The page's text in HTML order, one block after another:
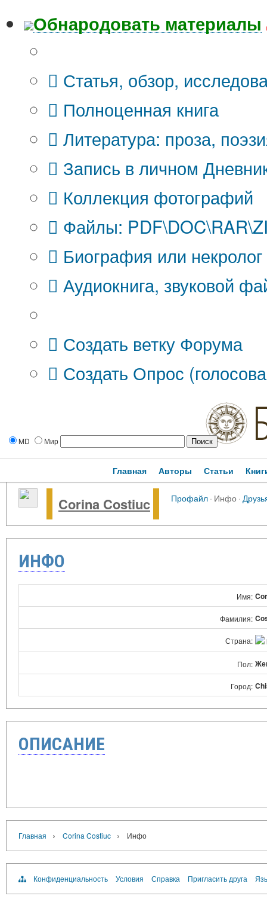
Обнародовать материалы
Статья, обзор,
Полноценная книга
Литература: проза,
Запись в личном
Коллекция фотографий
Файлы:
Биография или некролог
Аудиокнига, звуковой
Создать ветку Форума
Создать Опрос
MD Мир
Главная Авторы Статьи
Corina Costiuc Профайл· Инфо·
ИНФО
Имя:
Фамилия:
Страна:
Пол:
Город:
ОПИСАНИЕ
Главная › Corina Costiuc › Инфо
Конфиденциальность Условия Справка Пригласить друга